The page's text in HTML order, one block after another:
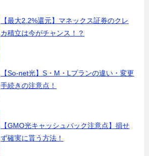
【最大2.2%還元】マネックス証券のクレ
カ積立は今がチャンス！？
【So-net光】S・M・Lプランの違い・変更
手続きの注意点！
【GMO光キャッシュバック注意点】損せ
ず確実に貰う方法！